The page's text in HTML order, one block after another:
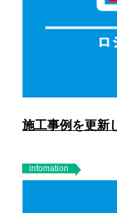
施工事例を更新
infomation